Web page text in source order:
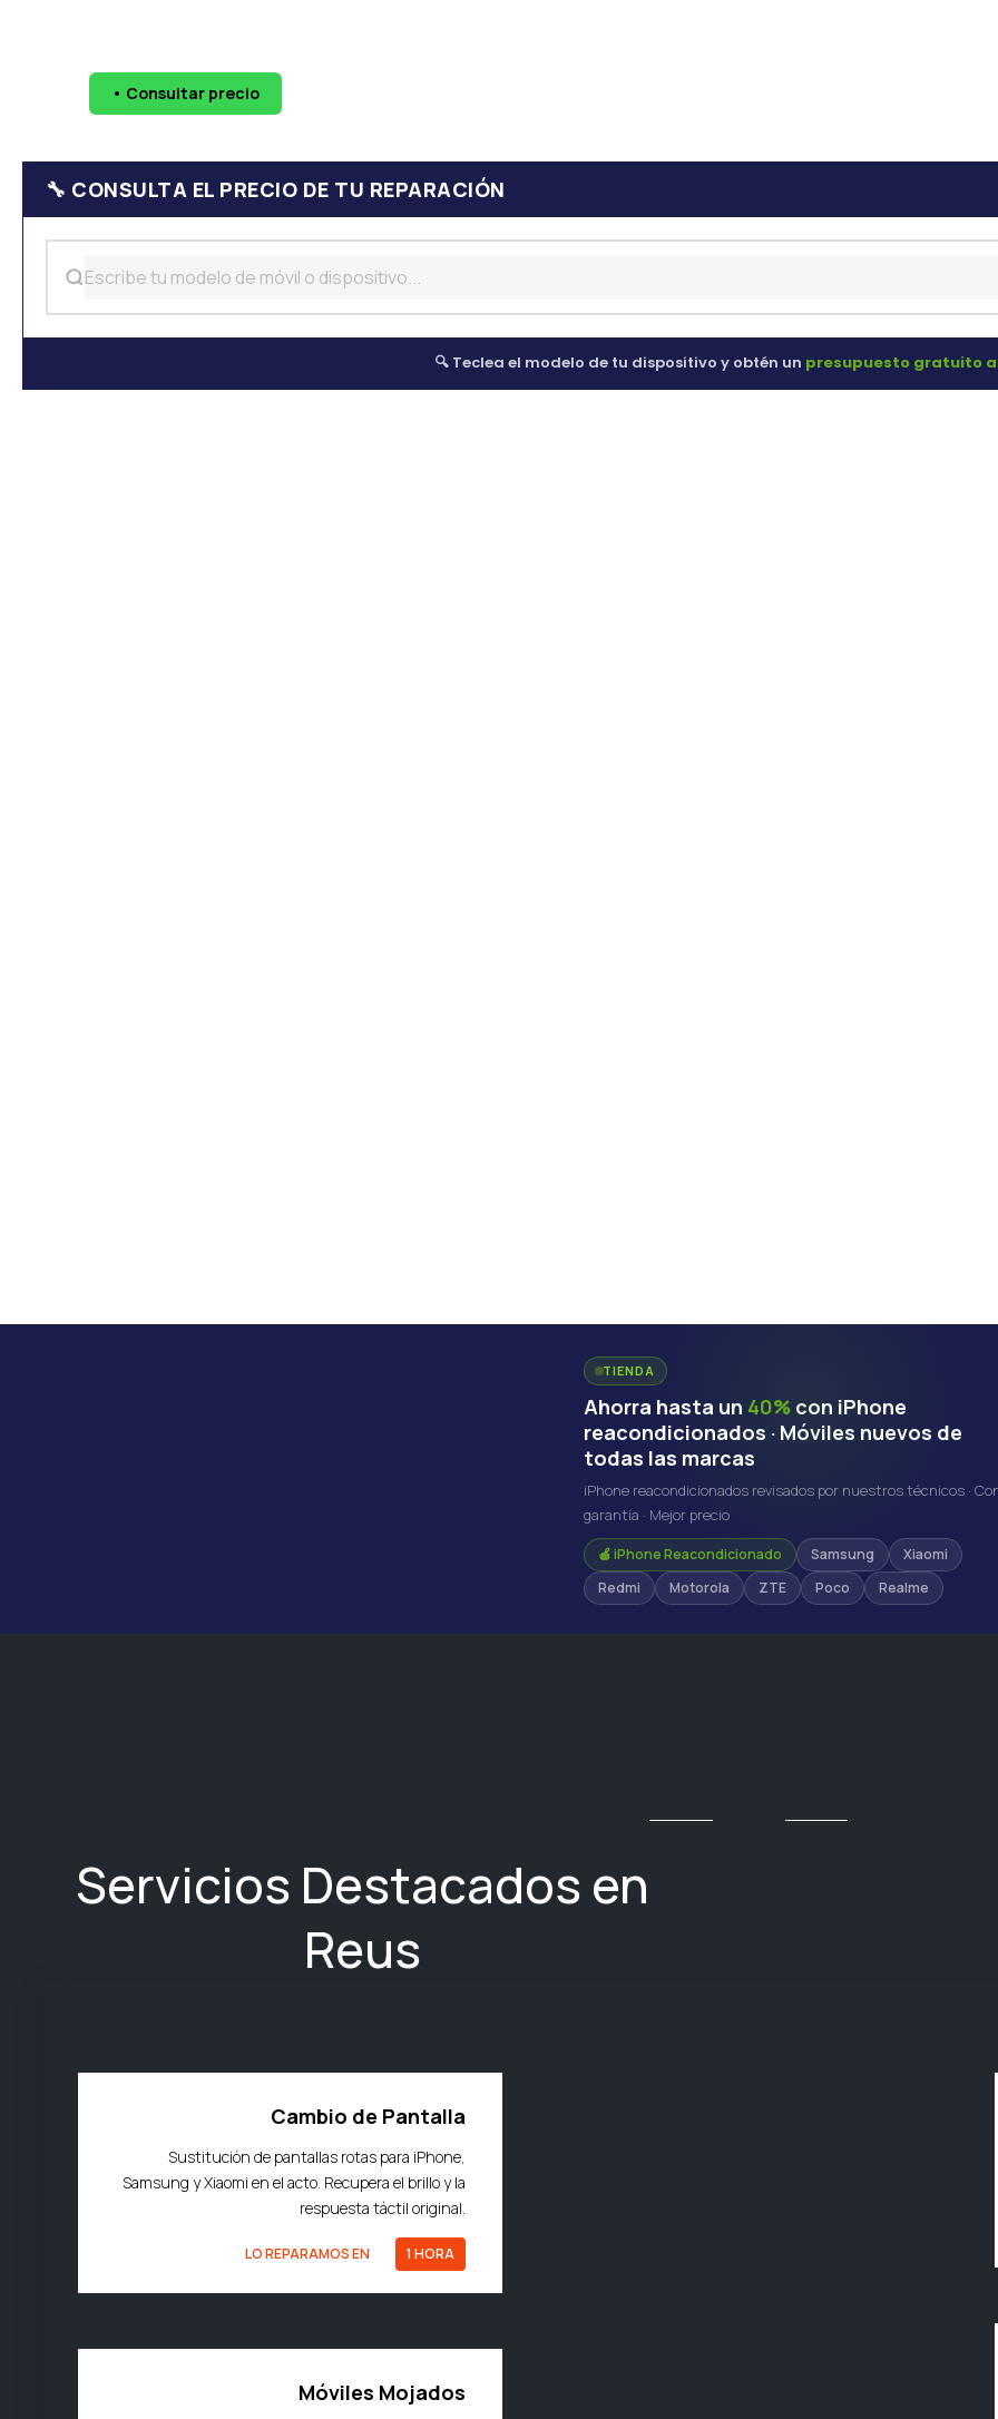
• Consultar precio
🔧 CONSULTA EL PRECIO DE TU REPARACIÓN
🔍 Teclea el modelo de tu dispositivo y obtén un presupuesto gratuito
TIENDA
Ahorra hasta un 40% con iPhone
reacondicionados · Móviles nuevos de
todas las marcas
iPhone reacondicionados revisados por nuestros técnicos ·
garantía · Mejor precio
🍎 iPhone Reacondicionado Samsung
Xiaomi
Redmi
Motorola ZTE Poco Realme
Servicios Destacados en
Reus
Cambio de Pantalla
Sustitución de pantallas rotas para iPhone,
Samsung y Xiaomi en el acto. Recupera el brillo y la
respuesta táctil original.
LO REPARAMOS EN 1 HORA
Móviles Mojados